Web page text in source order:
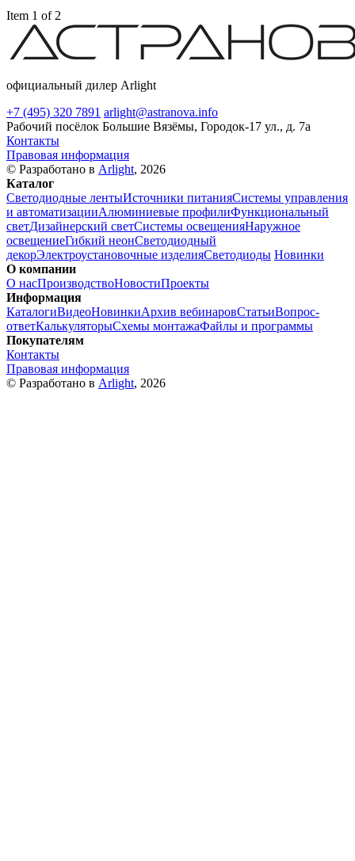
Item 1 of 2
официальный дилер Arlight
+7 (495) 320 7891 arlight@astranova.info
Рабочий посёлок Большие Вязёмы, Городок-17 ул., д. 7а
Контакты
Правовая информация
© Разработано в Arlight, 2026
Каталог
Светодиодные лентыИсточники питанияСистемы управления
и автоматизацииАлюминиевые профилиФункциональный
светДизайнерский светСистемы освещенияНаружное
освещениеГибкий неонСветодиодный
декорЭлектроустановочные изделияСветодиоды Новинки
О компании
О насПроизводствоНовостиПроекты
Информация
КаталогиВидеоНовинкиАрхив вебинаровСтатьиВопрос-
ответКалькуляторыСхемы монтажаФайлы и программы
Покупателям
Контакты
Правовая информация
© Разработано в Arlight, 2026